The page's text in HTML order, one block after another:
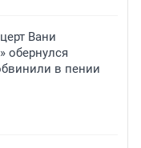
Вани
обернулся
в пении